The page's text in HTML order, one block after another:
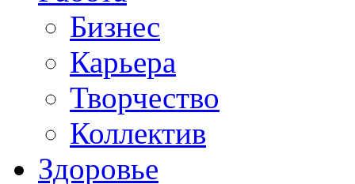
Бизнес
Карьера
Творчество
Коллектив
Здоровье